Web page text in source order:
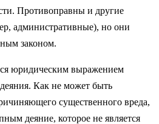
Противоправны и другие
администра­тивные), но они
законом.
юридическим выражением
Как не может быть
существенного вреда,
деяние, которое не является